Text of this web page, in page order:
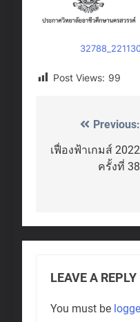
Post Views: 99
Post
navigation
Previous:
เฟื่องฟ้าเกมส์ 2022
ครั้งที่ 38
LEAVE A REPLY
You must be